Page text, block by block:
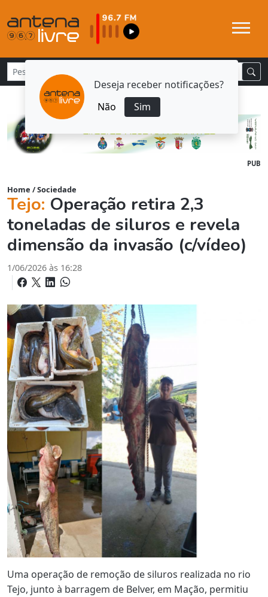
Deseja receber notificações?
Não
Sim
PUB
Home /Sociedade
Tejo: Operação retira 2,3
toneladas de siluros e revela
dimensão da invasão (c/vídeo)
1/06/2026 às 16:28
Uma operação de remoção de siluros realizada no rio
Tejo, junto à barragem de Belver, em Mação, permitiu